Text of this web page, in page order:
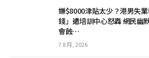
嫌$8000津貼太少？港男失
錢」遭培訓中心怒轟 網民幽
會蝕…
7 8 月, 2026